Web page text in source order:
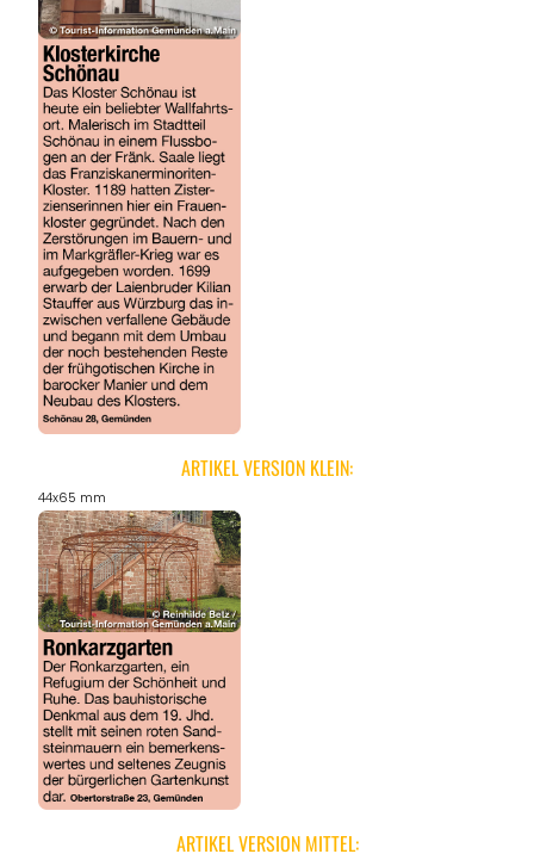
REISEFÜHRER
THEMEN
ANGEBOTE
ARTIKEL VERSION KLEIN:
44x65 mm
ARTIKEL VERSION MITTEL: